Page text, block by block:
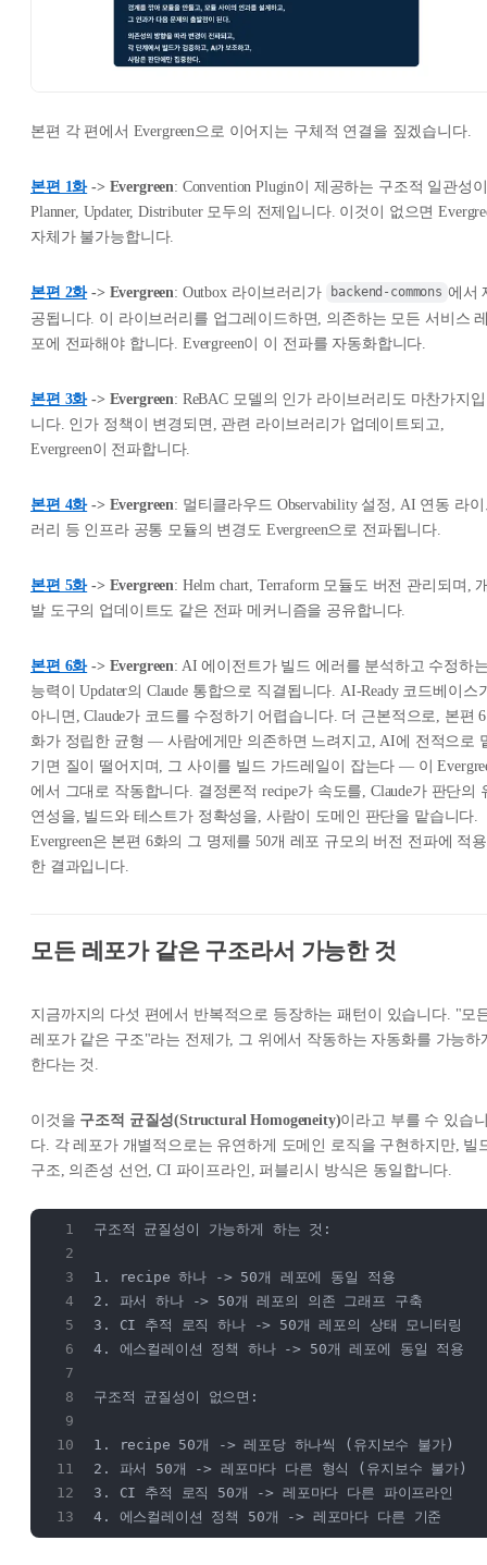
본편 각 편에서 Evergreen으로 이어지는 구체적 연결을 짚겠습니다.
본편 1화-> Evergreen: Convention Plugin이 제공하는 구조적 일관성이
Planner, Updater, Distributer 모두의 전제입니다. 이것이 없으면
자체가 불가능합니다.
본편 2화-> Evergreen: Outbox 라이브러리가 backend-commons 에서
공됩니다. 이 라이브러리를 업그레이드하면, 의존하는 모든 서비스
포에 전파해야 합니다. Evergreen이 이 전파를 자동화합니다.
본편 3화-> Evergreen: ReBAC 모델의 인가 라이브러리도 마찬가지입
니다. 인가 정책이 변경되면, 관련 라이브러리가 업데이트되고,
Evergreen이 전파합니다.
본편 4화-> Evergreen: 멀티클라우드 Observability 설정, AI 연동 라
러리 등 인프라 공통 모듈의 변경도 Evergreen으로 전파됩니다.
본편 5화-> Evergreen: Helm chart, Terraform 모듈도 버전 관리되며,
발 도구의 업데이트도 같은 전파 메커니즘을 공유합니다.
본편 6화-> Evergreen: AI 에이전트가 빌드 에러를 분석하고 수정하
능력이 Updater의 Claude 통합으로 직결됩니다. AI-Ready 코드베이스
아니면, Claude가 코드를 수정하기 어렵습니다. 더 근본적으로, 본편 6
화가 정립한 균형 — 사람에게만 의존하면 느려지고, AI에 전적으로
기면 질이 떨어지며, 그 사이를 빌드 가드레일이 잡는다 — 이
에서 그대로 작동합니다. 결정론적 recipe가 속도를, Claude가 판단의
연성을, 빌드와 테스트가 정확성을, 사람이 도메인 판단을 맡습니다.
Evergreen은 본편 6화의 그 명제를 50개 레포 규모의 버전 전파에 적용
한 결과입니다.
모든 레포가 같은 구조라서 가능한 것
지금까지의 다섯 편에서 반복적으로 등장하는 패턴이 있습니다. "모
레포가 같은 구조"라는 전제가, 그 위에서 작동하는 자동화를 가능하
한다는 것.
이것을 구조적 균질성(Structural Homogeneity)이라고 부를 수 있습
다. 각 레포가 개별적으로는 유연하게 도메인 로직을 구현하지만, 빌
구조, 의존성 선언, CI 파이프라인, 퍼블리시 방식은 동일합니다.
구조적 균질성이 가능하게 하는 것:
1. recipe 하나 -> 50개 레포에 동일 적용
2. 파서 하나 -> 50개 레포의 의존 그래프 구축
3. CI 추적 로직 하나 -> 50개 레포의 상태 모니터링
4. 에스컬레이션 정책 하나 -> 50개 레포에 동일 적용
구조적 균질성이 없으면:
1. recipe 50개 -> 레포당 하나씩 (유지보수 불가)
2. 파서 50개 -> 레포마다 다른 형식 (유지보수 불가)
3. CI 추적 로직 50개 -> 레포마다 다른 파이프라인
4. 에스컬레이션 정책 50개 -> 레포마다 다른 기준